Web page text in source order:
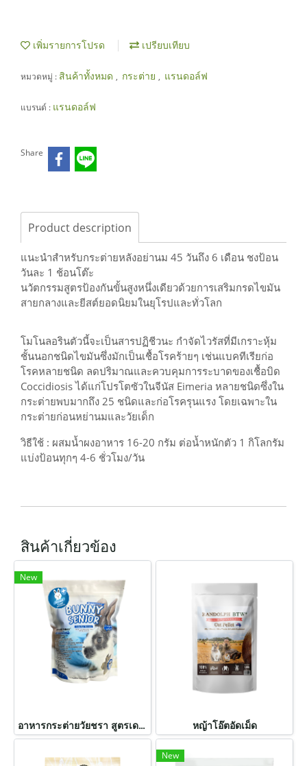
เพิ่มรายการโปรด เปรียบเทียบ
หมวดหมู่ : สินค้าทั้งหมด , กระต่าย , แรนดอล์ฟ
แบรนด์ : แรนดอล์ฟ
Share
Product description
แนะนำสำหรับกระต่ายหลังอย่านม 45 วันถึง 6 เดือน ชงป้อน
วันละ 1 ช้อนโต๊ะ
นวัตกรรมสูตรป้องกันขั้นสูงหนึ่งเดียวด้วยการเสริมกรดไขมัน
สายกลางและยีสต์ยอดนิยมในยุโรปและทั่วโลก
โมโนลอรินตัวนี้จะเป็นสารปฏิชีวนะ กำจัดไวรัสที่มีเกราะหุ้ม
ชั้นนอกชนิดไขมันซึ่งมักเป็นเชื้อโรคร้ายๆ เช่นแบคทีเรียก่อ
โรคหลายชนิด ลดปริมาณและควบคุมการระบาดของเชื้อบิด
Coccidiosis ได้แก่โปรโตซัวในจีนัส Eimeria หลายชนิดซึ่งใน
กระต่ายพบมากถึง 25 ชนิดและก่อโรครุนแรง โดยเฉพาะใน
กระต่ายก่อนหย่านมและวัยเด็ก
วิธีใช้ : ผสมน้ำผงอาหาร 16-20 กรัม ต่อน้ำหนักตัว 1 กิโลกรัม
แบ่งป้อนทุกๆ 4-6 ชั่วโมง/วัน
สินค้าเกี่ยวข้อง
New
อาหารกระต่ายวัยชรา สูตรเดนทัลแคร์ หญ้าโอ๊ตอัดเม็ด
New